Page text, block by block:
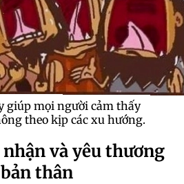
giúp mọi người cảm thấy
theo kịp các xu hướng.
và yêu thương
thân